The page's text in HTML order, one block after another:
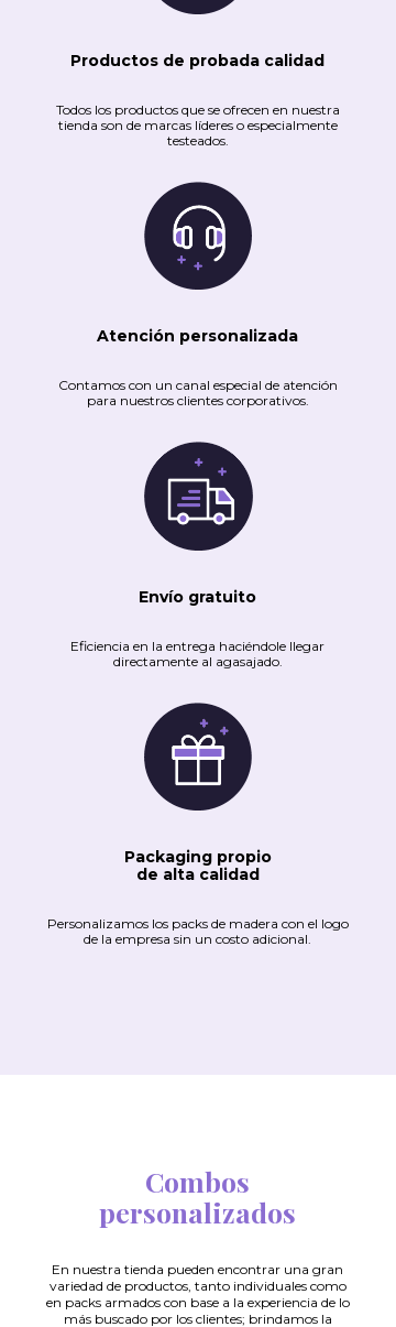
Productos de probada calidad
Todos los productos que se ofrecen en nuestra
tienda son de marcas líderes o especialmente
testeados.
Atención personalizada
Contamos con un canal especial de atención
para nuestros clientes corporativos.
Envío gratuito
Eficiencia en la entrega haciéndole llegar
directamente al agasajado.
Packaging propio
de alta calidad
Personalizamos los packs de madera con el logo
de la empresa sin un costo adicional.
Combos
personalizados
En nuestra tienda pueden encontrar una gran
variedad de productos, tanto individuales como
en packs armados con base a la experiencia de lo
más buscado por los clientes; brindamos la